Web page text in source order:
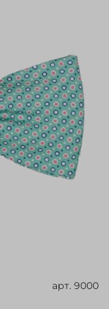
арт. 9000